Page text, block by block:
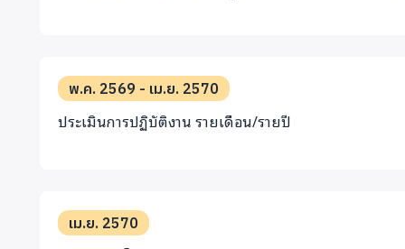
พ.ค. 2569 - เม.ย. 2570
ประเมินการปฏิบัติงาน รายเดือน/รายปี
เม.ย. 2570